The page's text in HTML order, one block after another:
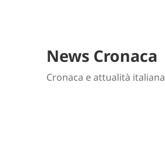
News Cronaca
Cronaca e attualità italiana